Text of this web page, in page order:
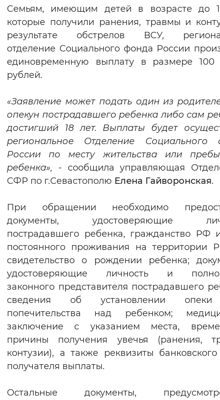
Цвет сайта
Монохромный Инверсивный
Синий фон
Включены Выключены
Звуковой ассистент
Воспроизвести Остановить
Семьям, имеющим детей в возрасте до
которые получили ранения, травмы и
результате обстрелов ВСУ,
отделение Социального фонда России
единовременную выплату в размере 100
рублей.
«Заявление может подать один из
опекун пострадавшего ребенка либо сам
достигший 18 лет. Выплаты будет
региональное Отделение Социального
России по месту жительства или
ребенка», - сообщила управляющая
СФР по г.Севастополю Елена Гайворонская.
При обращении необходимо
документы, удостоверяющие
пострадавшего ребенка, гражданство РФ
постоянного проживания на территории
свидетельство о рождении ребенка;
удостоверяющие личность и
законного представителя пострадавшего
сведения об установлении
попечительства над ребенком;
заключение с указанием места,
причины получения увечья (ранения,
контузии), а также реквизиты банковского
получателя выплаты.
Остальные документы,